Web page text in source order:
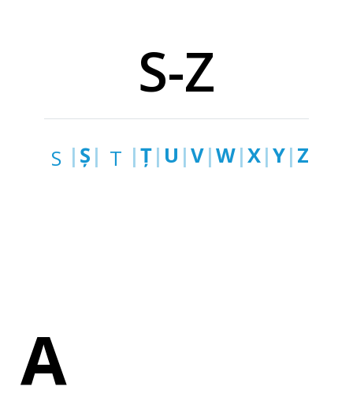
S-Z
S | Ș | T |Ț| U |V|W|X|Y| Z
A